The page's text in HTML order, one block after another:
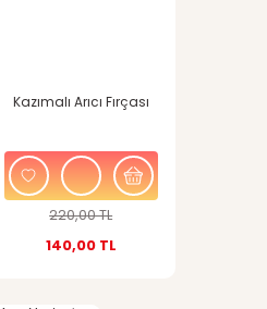
pahalı.
olmalı.
Kazımalı Arıcı Fırçası
220,00 TL
140,00 TL